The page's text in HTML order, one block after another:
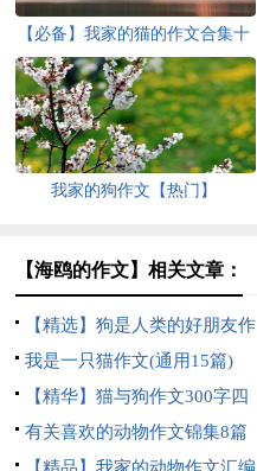
【必备】我家的猫的作文合集十
篇
我家的狗作文【热门】
【海鸥的作文】相关文章：
【精选】狗是人类的好朋友作
文400字四篇
我是一只猫作文(通用15篇)
【精华】猫与狗作文300字四
篇有关喜欢的动物作文锦集8篇
【精品】我家的动物作文汇编